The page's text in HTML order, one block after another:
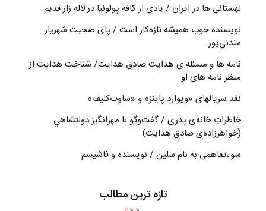
لهستانی ها در ایران / یادی از کافه پولونیا در لاله زار قدیم
نويسنده خوب هميشه تازه‌كار است / پای صحبت شهريار
مندني‌پور
نامه ها و مسئله ی هدایت صادق هدایت/ شناخت هدایت از
منظر نامه های او
نقد سریالهای «ویوارد پاینز» و «ساوت‌کلیف»
خاطراتِ خانه‌ی پدری / گفت‌وگو با مهرانگيز دولتشاهي
(خواهرزاده‌ی صادق هدايت)
سوءتفاهمی به نام سلین / نویسنده و فاشیسم
تازه ترین مطالب